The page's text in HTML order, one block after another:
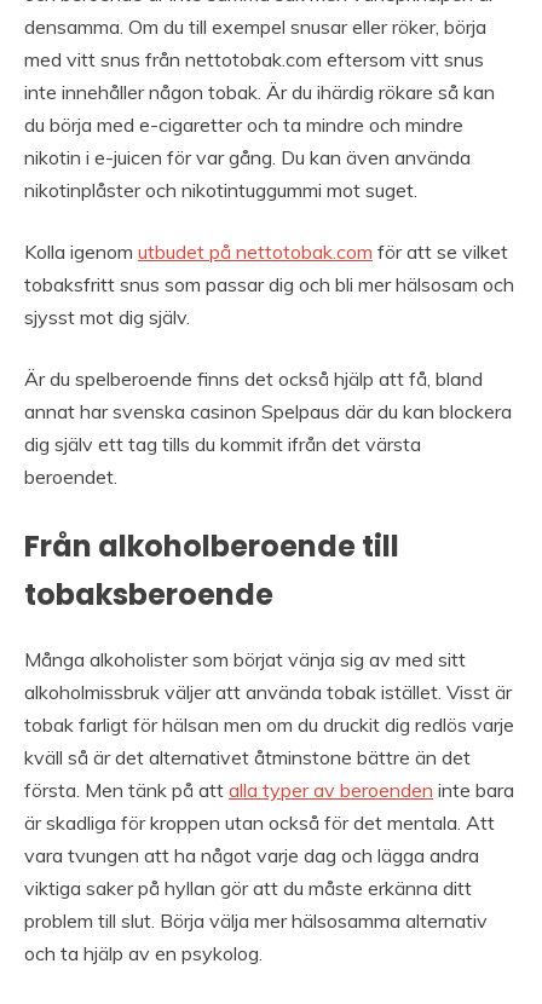
densamma. Om du till exempel snusar eller röker, börja
med vitt snus från nettotobak.com eftersom vitt snus
inte innehåller någon tobak. Är du ihärdig rökare så kan
du börja med e-cigaretter och ta mindre och mindre
nikotin i e-juicen för var gång. Du kan även använda
nikotinplåster och nikotintuggummi mot suget.
Kolla igenom utbudet på nettotobak.com för att se vilket
tobaksfritt snus som passar dig och bli mer hälsosam och
sjysst mot dig själv.
Är du spelberoende finns det också hjälp att få, bland
annat har svenska casinon Spelpaus där du kan blockera
dig själv ett tag tills du kommit ifrån det värsta
beroendet.
Från alkoholberoende till
tobaksberoende
Många alkoholister som börjat vänja sig av med sitt
alkoholmissbruk väljer att använda tobak istället. Visst är
tobak farligt för hälsan men om du druckit dig redlös varje
kväll så är det alternativet åtminstone bättre än det
första. Men tänk på att alla typer av beroenden inte bara
är skadliga för kroppen utan också för det mentala. Att
vara tvungen att ha något varje dag och lägga andra
viktiga saker på hyllan gör att du måste erkänna ditt
problem till slut. Börja välja mer hälsosamma alternativ
och ta hjälp av en psykolog.